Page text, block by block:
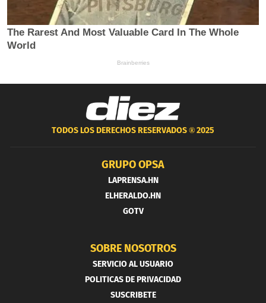
TODOS LOS DERECHOS RESERVADOS ®2025
GRUPO OPSA
LAPRENSA.HN
ELHERALDO.HN
GOTV
SOBRE NOSOTROS
SERVICIO AL USUARIO
POLITICAS DE PRIVACIDAD
SUSCRIBETE